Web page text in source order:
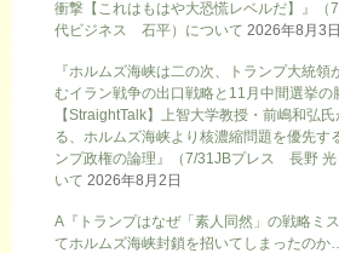
衝撃【これはもはや大恐慌レベルだ】』（
代ビジネス 石平）について 2026年8月3日
『ホルムズ海峡は二の次、トランプ大統領
むイラン戦争の出口戦略と11月中間選挙の
【StraightTalk】上智大学教授・前嶋和弘
る、ホルムズ海峡より核濃縮問題を優先す
ンプ政権の論理』（7/31JBプレス 長野 光
いて 2026年8月2日
A『トランプはなぜ「素人同然」の戦略ミ
てホルムズ海峡封鎖を招いてしまったの